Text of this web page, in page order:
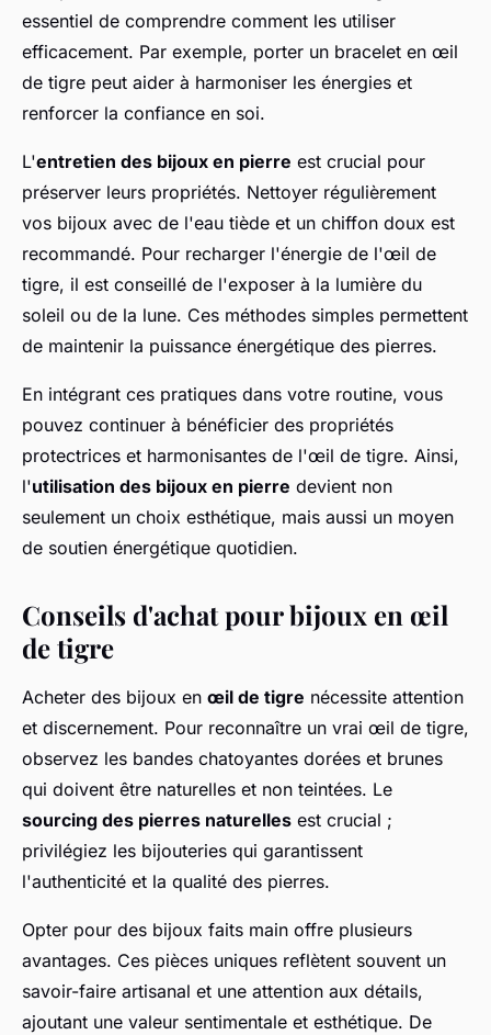
essentiel de comprendre comment les utiliser
efficacement. Par exemple, porter un bracelet en œil
de tigre peut aider à harmoniser les énergies et
renforcer la confiance en soi.
L'entretien des bijoux en pierre est crucial pour
préserver leurs propriétés. Nettoyer régulièrement
vos bijoux avec de l'eau tiède et un chiffon doux est
recommandé. Pour recharger l'énergie de l'œil de
tigre, il est conseillé de l'exposer à la lumière du
soleil ou de la lune. Ces méthodes simples permettent
de maintenir la puissance énergétique des pierres.
En intégrant ces pratiques dans votre routine, vous
pouvez continuer à bénéficier des propriétés
protectrices et harmonisantes de l'œil de tigre. Ainsi,
l'utilisation des bijoux en pierre devient non
seulement un choix esthétique, mais aussi un moyen
de soutien énergétique quotidien.
Conseils d'achat pour bijoux en œil
de tigre
Acheter des bijoux en œil de tigre nécessite attention
et discernement. Pour reconnaître un vrai œil de tigre,
observez les bandes chatoyantes dorées et brunes
qui doivent être naturelles et non teintées. Le
sourcing des pierres naturelles est crucial ;
privilégiez les bijouteries qui garantissent
l'authenticité et la qualité des pierres.
Opter pour des bijoux faits main offre plusieurs
avantages. Ces pièces uniques reflètent souvent un
savoir-faire artisanal et une attention aux détails,
ajoutant une valeur sentimentale et esthétique. De